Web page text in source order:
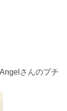
さんのプチ